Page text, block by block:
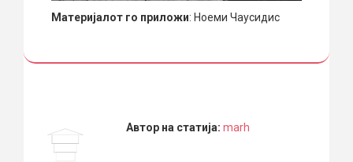
Материјалот го приложи: Ноеми Чаусидис
Автор на статија: marh